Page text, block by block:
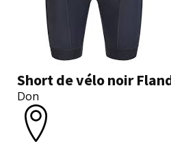
Short de vélo noir
Don